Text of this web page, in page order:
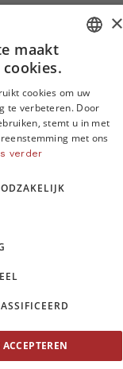
MO* bestaat
ENGLISH
×
maakt
cookies om uw
te verbeteren. Door
stemt u in met
met ons
verder